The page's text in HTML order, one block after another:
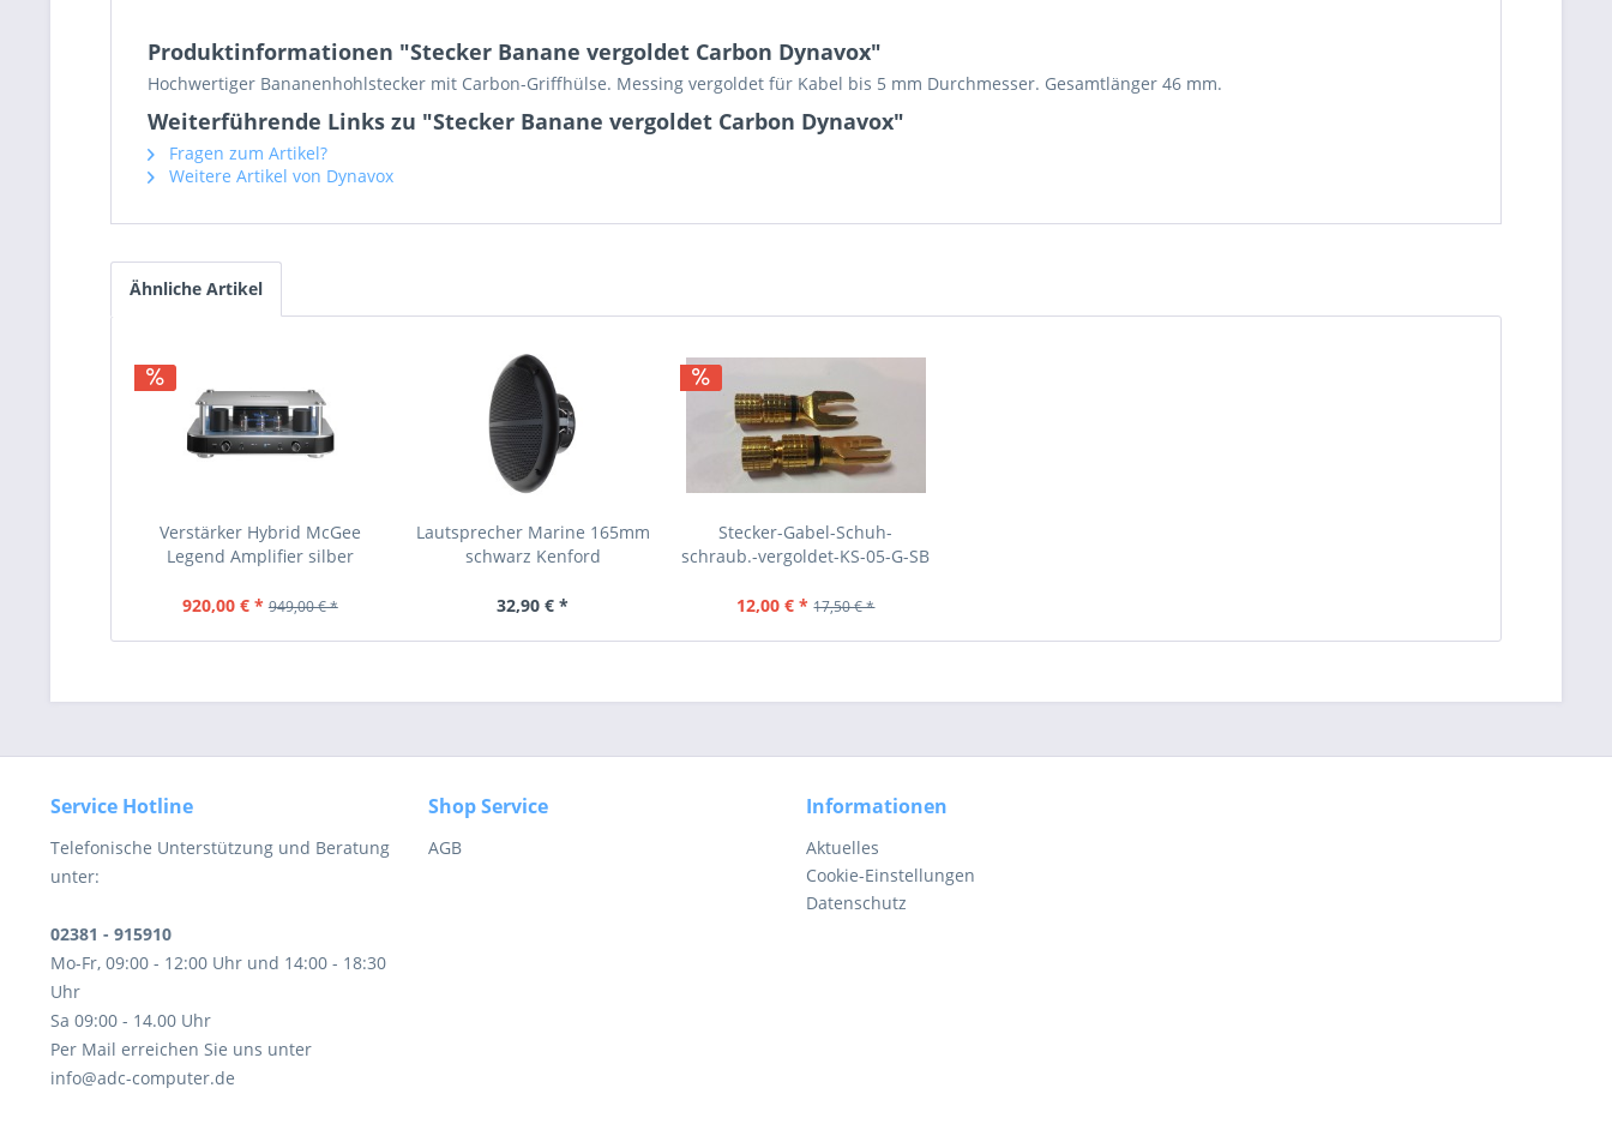
Produktinformationen "Stecker Banane vergoldet Carbon Dynavox"
Hochwertiger Bananenhohlstecker mit Carbon-Griffhülse. Messing vergoldet für Kabel bis 5 mm Durchmesser. Gesamtlänger 46 mm.
Weiterführende Links zu "Stecker Banane vergoldet Carbon Dynavox"
Fragen zum Artikel?
Weitere Artikel von Dynavox
Ähnliche Artikel
Verstärker Hybrid McGee
Legend Amplifier silber
920,00 € * 949,00 € *
Lautsprecher Marine 165mm
schwarz Kenford
32,90 € *
Stecker-Gabel-Schuh-
schraub.-vergoldet-KS-05-G-SB
12,00 € * 17,50 € *
Service Hotline
Telefonische Unterstützung und Beratung
unter:
02381 - 915910
Mo-Fr, 09:00 - 12:00 Uhr und 14:00 - 18:30
Uhr
Sa 09:00 - 14.00 Uhr
Per Mail erreichen Sie uns unter
info@adc-computer.de
Shop Service
AGB
Informationen
Aktuelles
Cookie-Einstellungen
Datenschutz